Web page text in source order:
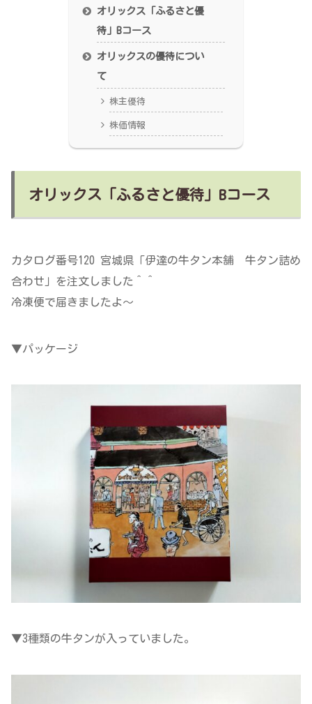
オリックス「ふるさと優
待」Bコース
オリックスの優待につい
て
株主優待
株価情報
オリックス「ふるさと優待」Bコース
カタログ番号120 宮城県「伊達の牛タン本舗 牛タン詰め
合わせ」を注文しました＾＾
冷凍便で届きましたよ～
▼パッケージ
▼3種類の牛タンが入っていました。